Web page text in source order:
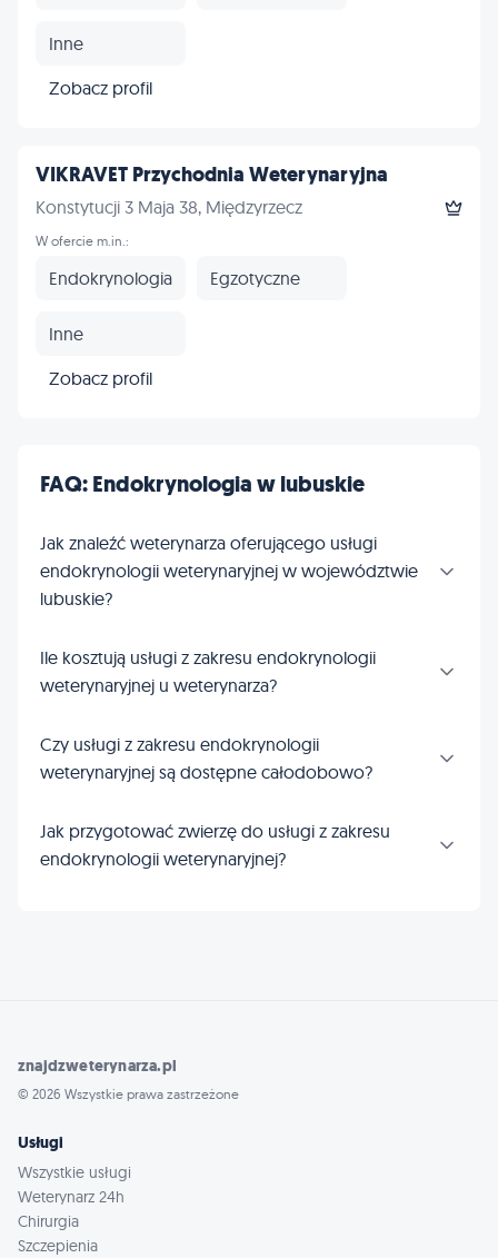
Inne
Zobacz profil
VIKRAVET Przychodnia Weterynaryjna
Konstytucji 3 Maja 38, Międzyrzecz
W ofercie m.in.:
Endokrynologia Egzotyczne
Inne
Zobacz profil
FAQ: Endokrynologia w lubuskie
Jak znaleźć weterynarza oferującego usługi
endokrynologii weterynaryjnej w województwie
lubuskie?
Ile kosztują usługi z zakresu endokrynologii
weterynaryjnej u weterynarza?
Czy usługi z zakresu endokrynologii
weterynaryjnej są dostępne całodobowo?
Jak przygotować zwierzę do usługi z zakresu
endokrynologii weterynaryjnej?
znajdzweterynarza.pl
© 2026 Wszystkie prawa zastrzeżone
Usługi
Wszystkie usługi
Weterynarz 24h
Chirurgia
Szczepienia